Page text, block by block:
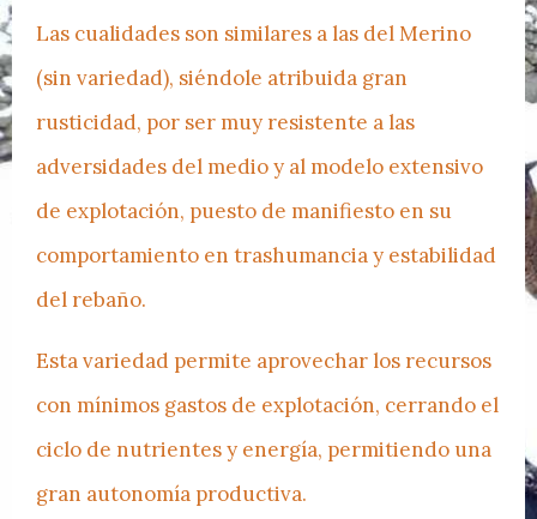
Las cualidades son similares a las del Merino
(sin variedad), siéndole atribuida gran
rusticidad, por ser muy resistente a las
adversidades del medio y al modelo extensivo
de explotación, puesto de manifiesto en su
comportamiento en trashumancia y estabilidad
del rebaño.
Esta variedad permite aprovechar los recursos
con mínimos gastos de explotación, cerrando el
ciclo de nutrientes y energía, permitiendo una
gran autonomía productiva.